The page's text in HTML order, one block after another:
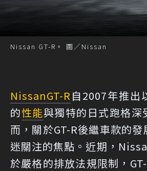
Nissan GT-R。 圖／Nissan
NissanGT-R 自2007年推出
的性能與獨特的日式跑格深
而，關於GT-R後繼車款的
迷關注的焦點。近期，
於嚴格的排放法規限制，